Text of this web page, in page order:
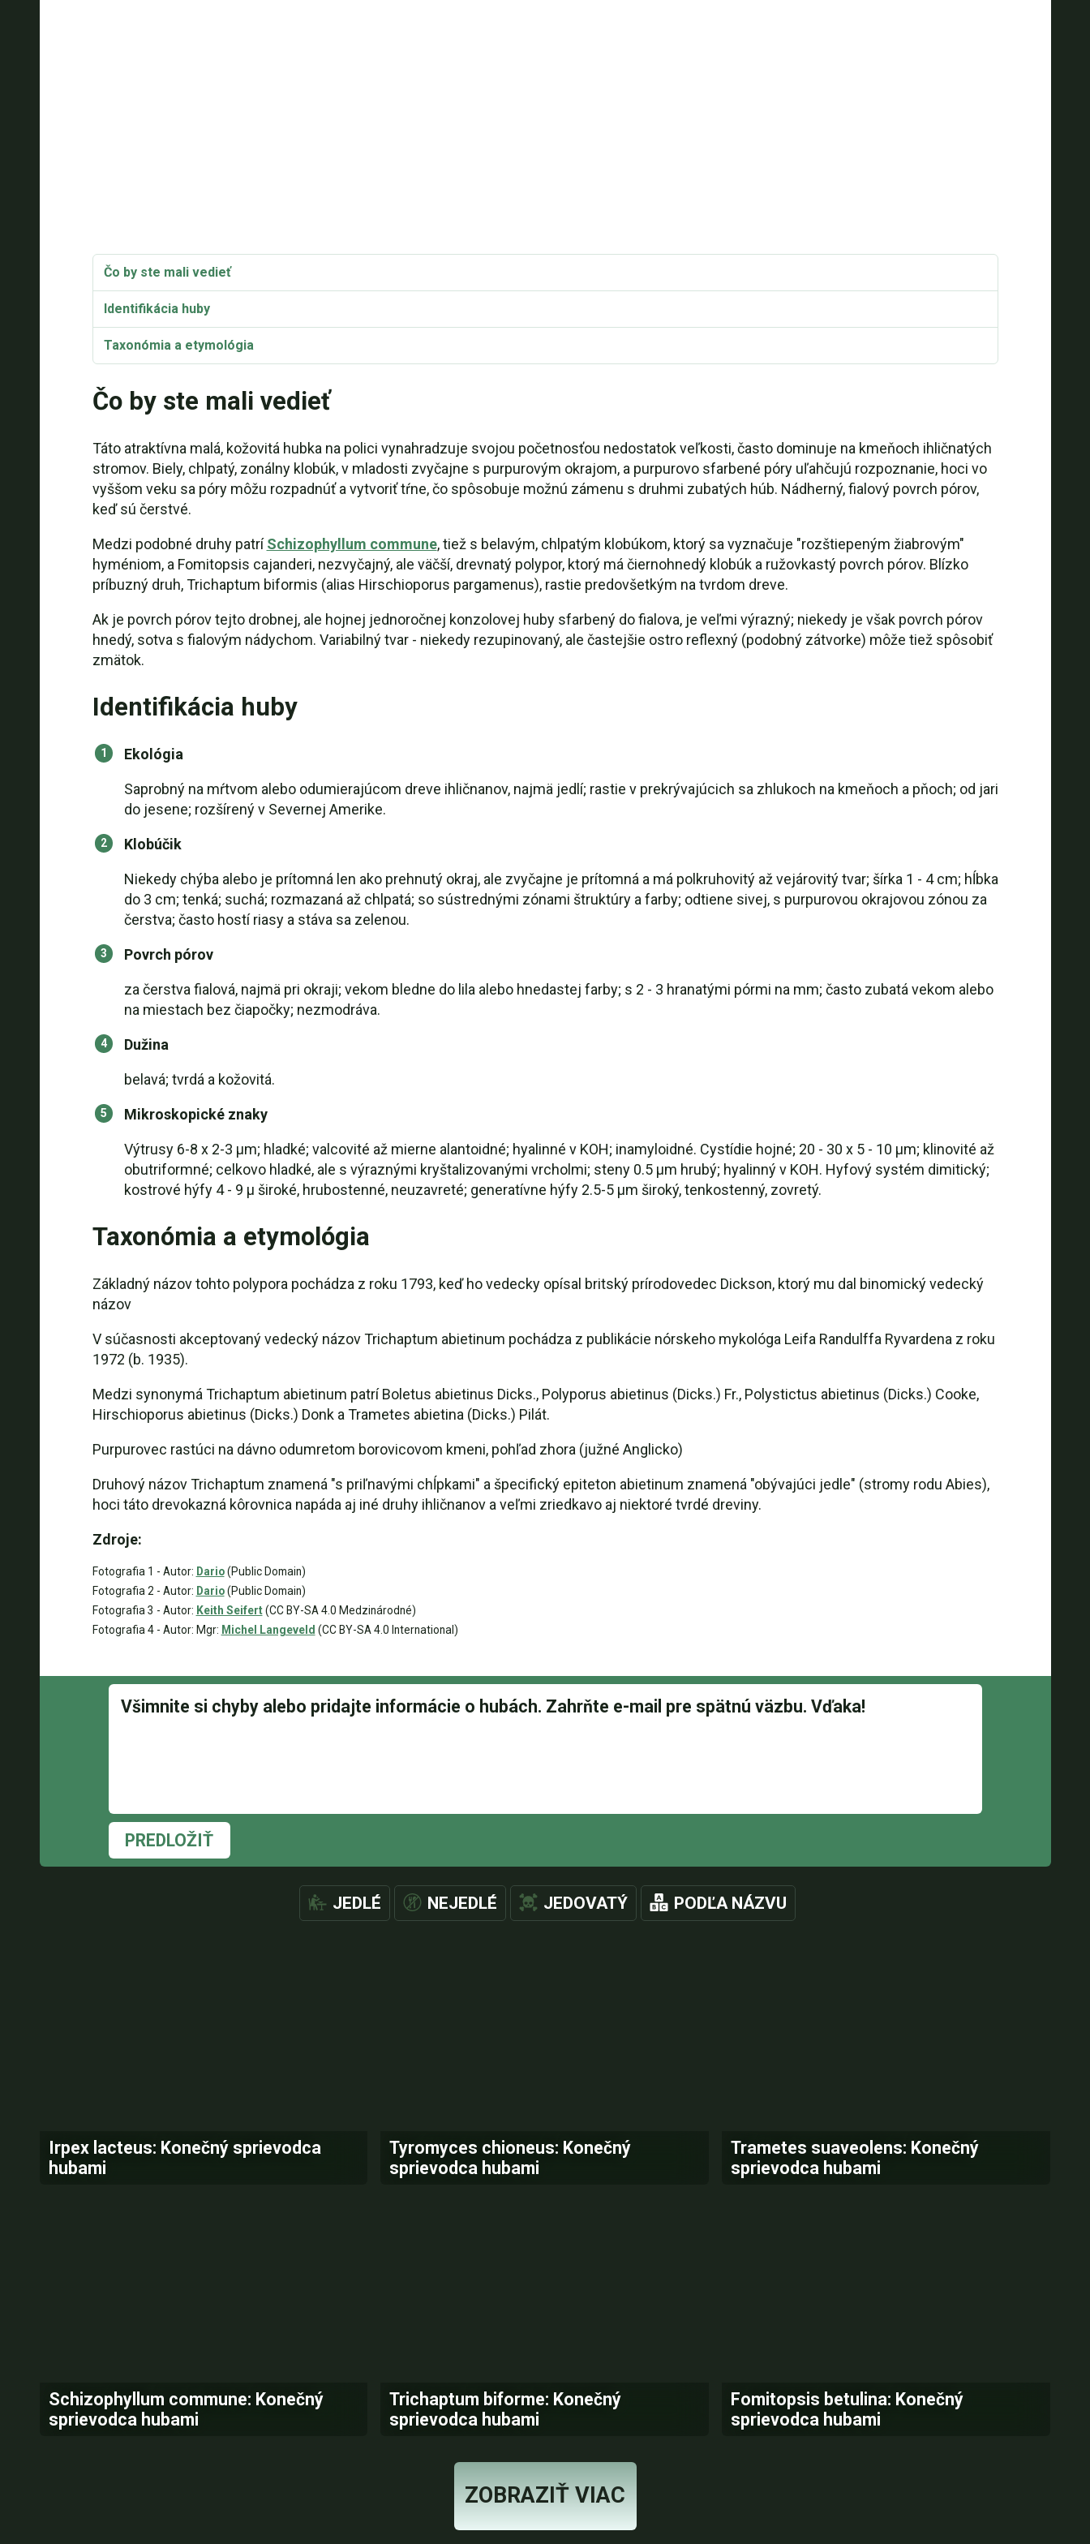
Čo by ste mali vedieť
Identifikácia huby
Taxonómia a etymológia
Čo by ste mali vedieť
Táto atraktívna malá, kožovitá hubka na polici vynahradzuje svojou početnosťou nedostatok veľkosti, často dominuje na kmeňoch ihličnatých
stromov. Biely, chlpatý, zonálny klobúk, v mladosti zvyčajne s purpurovým okrajom, a purpurovo sfarbené póry uľahčujú rozpoznanie, hoci vo
vyššom veku sa póry môžu rozpadnúť a vytvoriť tŕne, čo spôsobuje možnú zámenu s druhmi zubatých húb. Nádherný, fialový povrch pórov,
keď sú čerstvé.
Medzi podobné druhy patríSchizophyllum commune, tiež s belavým, chlpatým klobúkom, ktorý sa vyznačuje "rozštiepeným žiabrovým"
hyméniom, a Fomitopsis cajanderi, nezvyčajný, ale väčší, drevnatý polypor, ktorý má čiernohnedý klobúk a ružovkastý povrch pórov. Blízko
príbuzný druh, Trichaptum biformis (alias Hirschioporus pargamenus), rastie predovšetkým na tvrdom dreve.
Ak je povrch pórov tejto drobnej, ale hojnej jednoročnej konzolovej huby sfarbený do fialova, je veľmi výrazný; niekedy je však povrch pórov
hnedý, sotva s fialovým nádychom. Variabilný tvar - niekedy rezupinovaný, ale častejšie ostro reflexný (podobný zátvorke) môže tiež spôsobiť
zmätok.
Identifikácia huby
Ekológia
Saprobný na mŕtvom alebo odumierajúcom dreve ihličnanov, najmä jedlí; rastie v prekrývajúcich sa zhlukoch na kmeňoch a pňoch; od jari
do jesene; rozšírený v Severnej Amerike.
Klobúčik
Niekedy chýba alebo je prítomná len ako prehnutý okraj, ale zvyčajne je prítomná a má polkruhovitý až vejárovitý tvar; šírka 1 - 4 cm; hĺbka
do 3 cm; tenká; suchá; rozmazaná až chlpatá; so sústrednými zónami štruktúry a farby; odtiene sivej, s purpurovou okrajovou zónou za
čerstva; často hostí riasy a stáva sa zelenou.
Povrch pórov
za čerstva fialová, najmä pri okraji; vekom bledne do lila alebo hnedastej farby; s 2 - 3 hranatými pórmi na mm; často zubatá vekom alebo
na miestach bez čiapočky; nezmodráva.
Dužina
belavá; tvrdá a kožovitá.
Mikroskopické znaky
Výtrusy 6-8 x 2-3 µm; hladké; valcovité až mierne alantoidné; hyalinné v KOH; inamyloidné. Cystídie hojné; 20 - 30 x 5 - 10 µm; klinovité až
obutriformné; celkovo hladké, ale s výraznými kryštalizovanými vrcholmi; steny 0.5 µm hrubý; hyalinný v KOH. Hyfový systém dimitický;
kostrové hýfy 4 - 9 µ široké, hrubostenné, neuzavreté; generatívne hýfy 2.5-5 µm široký, tenkostenný, zovretý.
Taxonómia a etymológia
Základný názov tohto polypora pochádza z roku 1793, keď ho vedecky opísal britský prírodovedec Dickson, ktorý mu dal binomický vedecký
názov
V súčasnosti akceptovaný vedecký názov Trichaptum abietinum pochádza z publikácie nórskeho mykológa Leifa Randulffa Ryvardena z roku
1972 (b. 1935).
Medzi synonymá Trichaptum abietinum patrí Boletus abietinus Dicks., Polyporus abietinus (Dicks.) Fr., Polystictus abietinus (Dicks.) Cooke,
Hirschioporus abietinus (Dicks.) Donk a Trametes abietina (Dicks.) Pilát.
Purpurovec rastúci na dávno odumretom borovicovom kmeni, pohľad zhora (južné Anglicko)
Druhový názov Trichaptum znamená "s priľnavými chĺpkami" a špecifický epiteton abietinum znamená "obývajúci jedle" (stromy rodu Abies),
hoci táto drevokazná kôrovnica napáda aj iné druhy ihličnanov a veľmi zriedkavo aj niektoré tvrdé dreviny.
Zdroje:
Fotografia 1 - Autor: Dario(Public Domain)
Fotografia 2 - Autor: Dario(Public Domain)
Fotografia 3 - Autor: Keith Seifert(CC BY-SA 4.0 Medzinárodné)
Fotografia 4 - Autor: Mgr: Michel Langeveld (CC BY-SA 4.0 International)
PREDLOŽIŤ
JEDLÉ NEJEDLÉ JEDOVATÝ PODĽA NÁZVU
Irpex lacteus: Konečný sprievodca
hubami
Tyromyces chioneus: Konečný
sprievodca hubami
Trametes suaveolens: Konečný
sprievodca hubami
Schizophyllum commune: Konečný
sprievodca hubami
Trichaptum biforme: Konečný
sprievodca hubami
Fomitopsis betulina: Konečný
sprievodca hubami
ZOBRAZIŤ VIAC